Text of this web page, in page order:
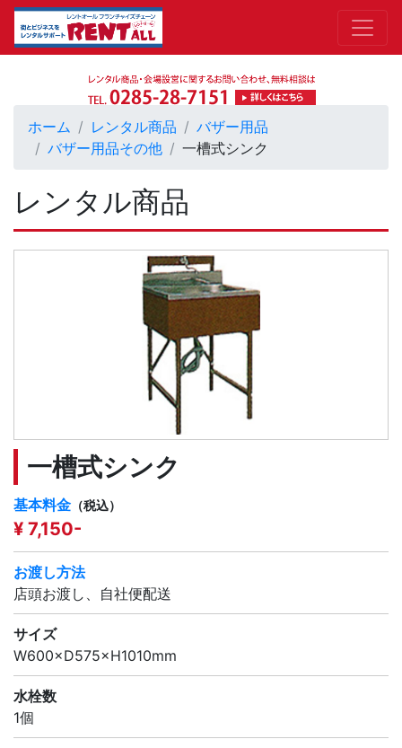
ホーム レンタル商品
バザー用品
バザー用品その他
一槽式シンク
レンタル商品
一槽式シンク
基本料金 （税込）
¥ 7,150-
お渡し方法
店頭お渡し、自社便配送
サイズ
W600×D575×H1010mm
水栓数
1個